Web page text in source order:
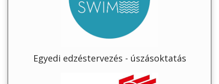
Egyedi edzéstervezés - úszásoktatás